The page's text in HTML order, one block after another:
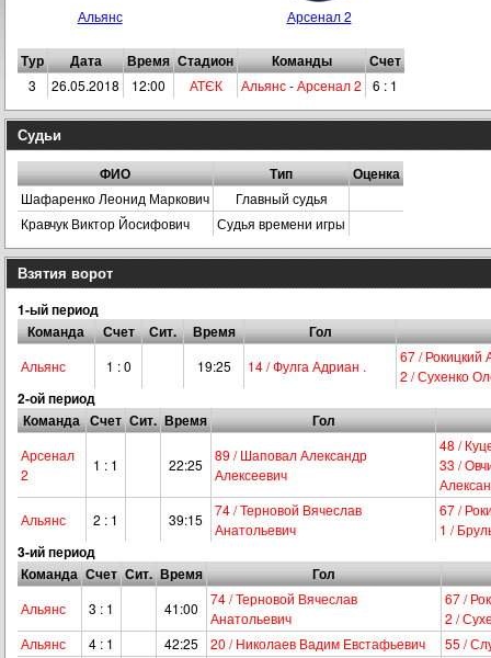
Альянс Арсенал 2
Тур Дата Время Стадион Команды Счет
3 26.05.2018 12:00 АТЄК Альянс-Арсенал 2 6 : 1
Судьи
ФИО Тип Оценка
Шафаренко Леонид Маркович
Главный судья
Кравчук Виктор Йосифович
Судья времени игры
Взятия ворот
1-ый период
Команда
Счет Сит. Время Гол
Альянс 1 : 0 19:25 14 / Фулга Адриан .
67 / Рокицкий
2 / Сухенко
2-ой период
Команда Счет Сит. Время Гол
Арсенал
2
1 : 1 22:25
89 / Шаповал Александр
Алексеевич
48 /
33 /
Альянс
2 : 1 39:15
74 / Терновой Вячеслав
Анатольевич
67 /
1 /
3-ий период
Команда Счет Сит. Время Гол
Альянс 3 : 1 41:00
74 / Терновой Вячеслав
Анатольевич
67 /
2 /
Альянс
4 : 1 42:25 20 / Николаев Вадим Евстафьевич 55 /